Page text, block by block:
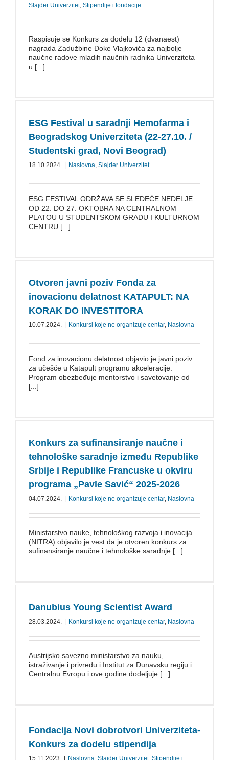
Slajder Univerzitet, Stipendije i fondacije
Raspisuje se Konkurs za dodelu 12 (dvanaest)
nagrada Zadužbine Đoke Vlajkovića za najbolje
naučne radove mladih naučnih radnika Univerziteta
u [...]
ESG Festival u saradnji Hemofarma i
Beogradskog Univerziteta (22-27.10. /
Studentski grad, Novi Beograd)
18.10.2024. Naslovna, Slajder Univerzitet
ESG FESTIVAL ODRŽAVA SE SLEDEĆE NEDELJE
OD 22. DO 27. OKTOBRA NA CENTRALNOM
PLATOU U STUDENTSKOM GRADU I KULTURNOM
CENTRU [...]
Otvoren javni poziv Fonda za
inovacionu delatnost KATAPULT: NA
KORAK DO INVESTITORA
10.07.2024. Konkursi koje ne organizuje centar, Naslovna
Fond za inovacionu delatnost objavio je javni poziv
za učešće u Katapult programu akceleracije.
Program obezbeđuje mentorstvo i savetovanje od
[...]
Konkurs za sufinansiranje naučne i
tehnološke saradnje između Republike
Srbije i Republike Francuske u okviru
programa „Pavle Savić“ 2025-2026
04.07.2024. Konkursi koje ne organizuje centar, Naslovna
Ministarstvo nauke, tehnološkog razvoja i inovacija
(NITRA) objavilo je vest da je otvoren konkurs za
sufinansiranje naučne i tehnološke saradnje [...]
Danubius Young Scientist Award
28.03.2024. Konkursi koje ne organizuje centar, Naslovna
Austrijsko savezno ministarstvo za nauku,
istraživanje i privredu i Institut za Dunavsku regiju i
Centralnu Evropu i ove godine dodeljuje [...]
Fondacija Novi dobrotvori Univerziteta-
Konkurs za dodelu stipendija
15.11.2023. Naslovna Slajder Univerzitet, Stipendije i